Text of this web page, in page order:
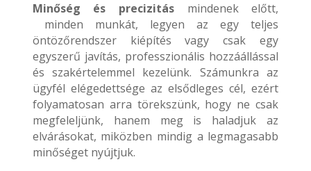
Minőség és precizitás mindenek előtt,
minden munkát, legyen az egy teljes
öntözőrendszer kiépítés vagy csak egy
egyszerű javítás, professzionális hozzáállással
és szakértelemmel kezelünk. Számunkra az
ügyfél elégedettsége az elsődleges cél, ezért
folyamatosan arra törekszünk, hogy ne csak
megfeleljünk, hanem meg is haladjuk az
elvárásokat, miközben mindig a legmagasabb
minőséget nyújtjuk.